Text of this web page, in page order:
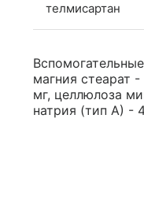
телмисартан
магния стеарат
мг, целлюлоза
натрия (тип А) -